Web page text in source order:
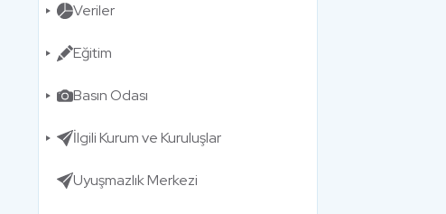
Veriler
Eğitim
Basın Odası
İlgili Kurum ve Kuruluşlar
Uyuşmazlık Merkezi